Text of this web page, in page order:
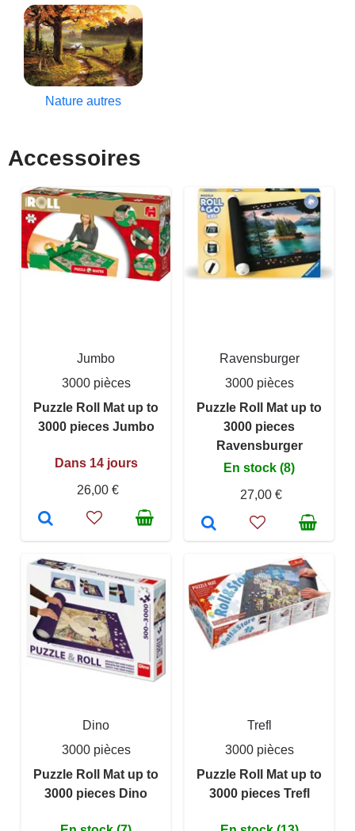
Nature autres
Accessoires
Jumbo
3000 pièces
Puzzle Roll Mat up to
3000 pieces Jumbo
Dans 14 jours
26,00 €
Ravensburger
3000 pièces
Puzzle Roll Mat up to
3000 pieces
Ravensburger
En stock (8)
27,00 €
Dino
3000 pièces
Puzzle Roll Mat up to
3000 pieces Dino
Trefl
3000 pièces
Puzzle Roll Mat up to
3000 pieces Trefl